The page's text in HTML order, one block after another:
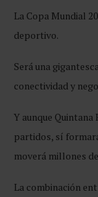
La Copa Mundial
deportivo.
Será una
conectividad y
Y aunque
partidos, sí
moverá millones
La combinación